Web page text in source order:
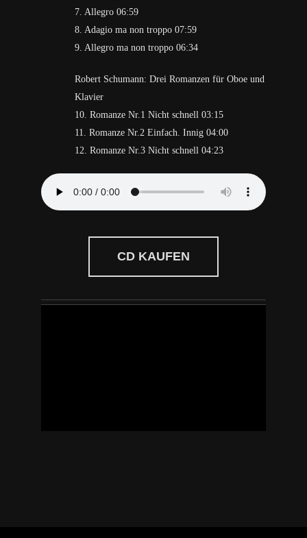
7. Allegro 06:59
8. Adagio ma non troppo 07:59
9. Allegro ma non troppo 06:34
Robert Schumann: Drei Romanzen für Oboe und
Klavier
10. Romanze Nr.1 Nicht schnell 03:15
11. Romanze Nr.2 Einfach. Innig 04:00
12. Romanze Nr.3 Nicht schnell 04:23
CD KAUFEN